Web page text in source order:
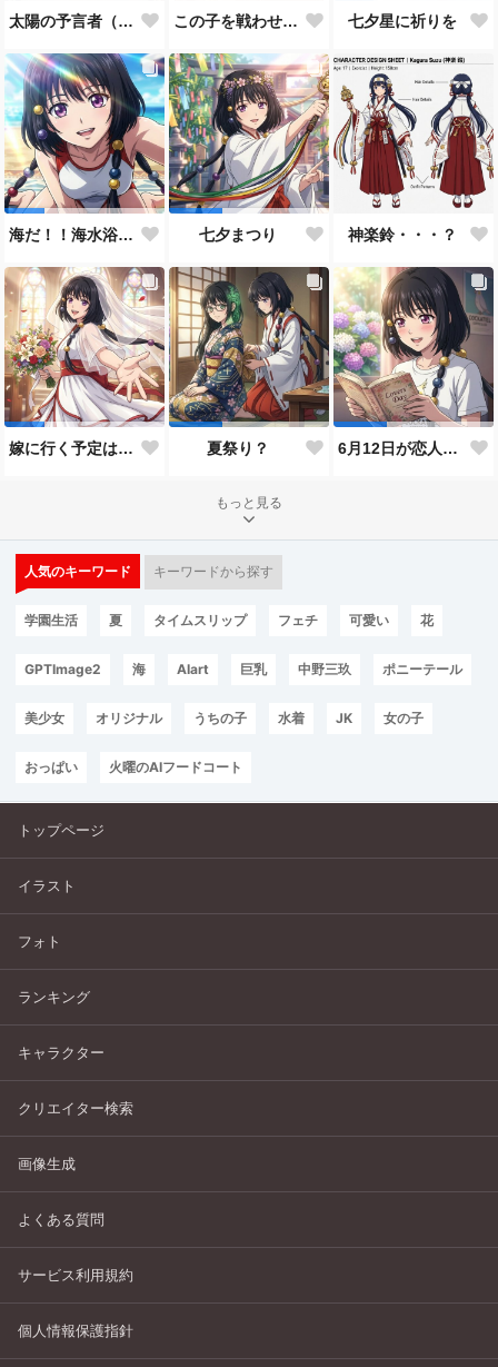
太陽の予言者（プロンプト使い方あってるんだろうか？） この子を戦わせるなんて出来ません！！ 七夕星に祈りを
海だ！！海水浴だ！！ 七夕まつり 神楽鈴・・・？
嫁に行く予定は無いのだけれど！ 夏祭り？ 6月12日が恋人の日と言うので…
もっと見る
人気のキーワード キーワードから探す
学園生活 夏 タイムスリップ フェチ 可愛い 花
GPTImage2 海 AIart 巨乳 中野三玖 ポニーテール
美少女 オリジナル うちの子 水着 JK 女の子
おっぱい 火曜のAIフードコート
トップページ
イラスト
フォト
ランキング
キャラクター
クリエイター検索
画像生成
よくある質問
サービス利用規約
個人情報保護指針